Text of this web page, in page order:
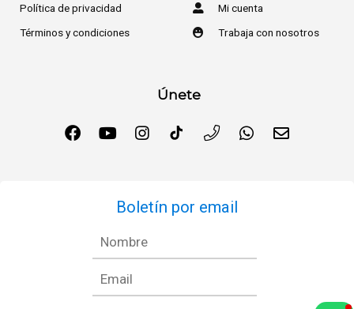
Política de privacidad
Términos y condiciones
Mi cuenta
Trabaja con nosotros
Únete
Boletín por email